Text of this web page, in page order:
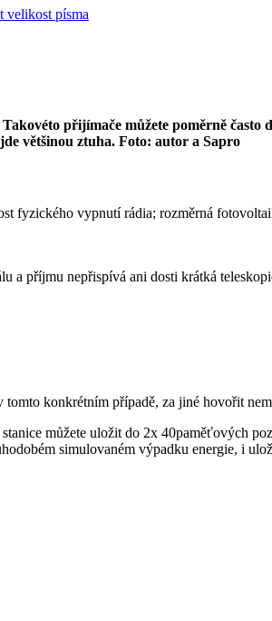
přijímače můžete poměrně
většinou ztuha. Foto: autor a Sapro
fyzického vypnutí rádia; rozměrná
a příjmu nepřispívá ani dosti krátká
konkrétním případě, za jiné hovořit
můžete uložit do 2x 40paměťových
simulovaném výpadku energie, i